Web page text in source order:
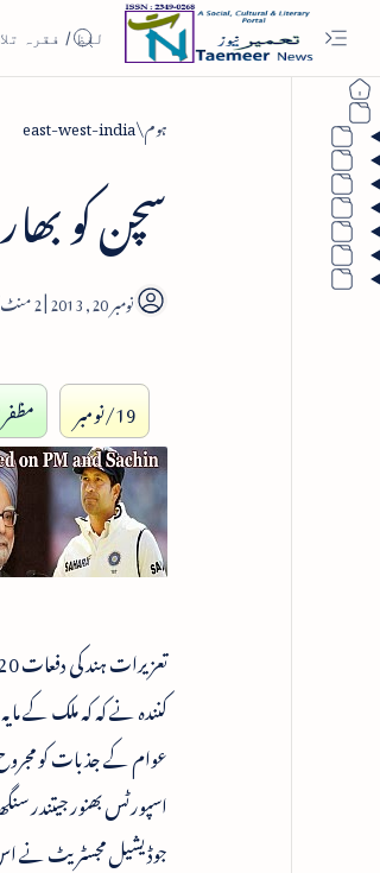
ہوم east-west-india
سچن کو
2
19/نومبر
کنندہ نے کہ کہ ملک کے
عوام کے جذبات کو
اسپورٹس بھنور